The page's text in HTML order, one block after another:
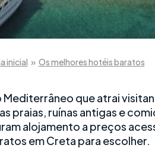
inicial » Os melhores hotéis baratos
Mediterrâneo que atrai
praias, ruínas antigas e
alojamento a preços
em Creta para escolher.